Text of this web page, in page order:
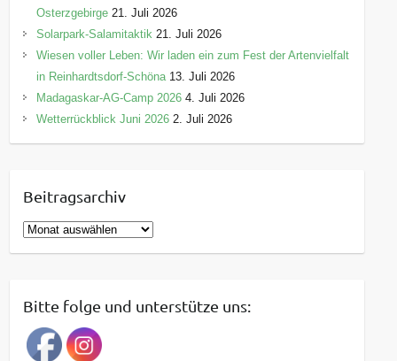
Osterzgebirge 21. Juli 2026
Solarpark-Salamitaktik 21. Juli 2026
Wiesen voller Leben: Wir laden ein zum Fest der Artenvielfalt
in Reinhardtsdorf-Schöna 13. Juli 2026
Madagaskar-AG-Camp 2026 4. Juli 2026
Wetterrückblick Juni 2026 2. Juli 2026
Beitragsarchiv
B
e
r
a
g
Bitte folge und unterstütze uns: